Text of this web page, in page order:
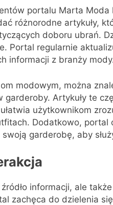
portalu Marta
różnorodne artykuły,
doboru ubrań.
Portal regularnie
informacji z branży
modowym, można
garderoby. Artykuły te
użytkownikom
Dodatkowo,
garderobę, aby
informacji, ale
zachęca do dzielenia